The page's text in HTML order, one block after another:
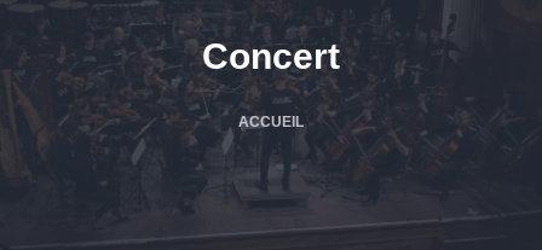
Concert
ACCUEIL